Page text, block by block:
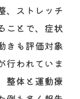
徴比較
準で解説
向くのか
いを整理
、ストレッチ
ことで、症状
きも評価対象
行われていま
整体と運動療